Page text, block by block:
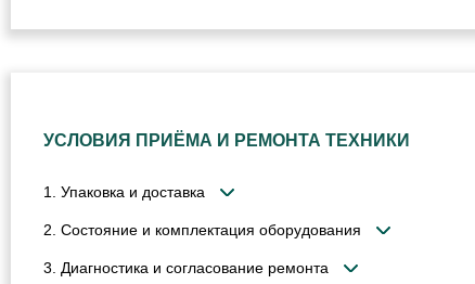
УСЛОВИЯ ПРИЁМА И РЕМОНТА ТЕХНИКИ
1. Упаковка и доставка
2. Состояние и комплектация оборудования
3. Диагностика и согласование ремонта